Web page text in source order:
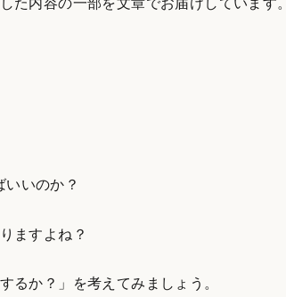
た内容の一部を文章でお届けしています。
いいのか？
ますよね？
るか？」を考えてみましょう。